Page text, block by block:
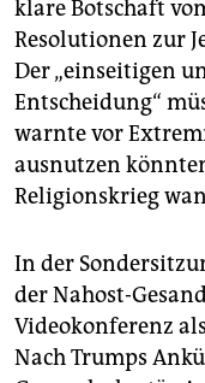
klare Botschaft
Resolutionen zur
Der „einseitigen
Entscheidung“
warnte vor
ausnutzen
Religionskrieg
In der
der Nahost-
Videokonferenz
Nach Trumps